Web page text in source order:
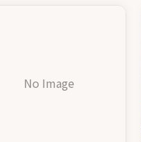
No Image